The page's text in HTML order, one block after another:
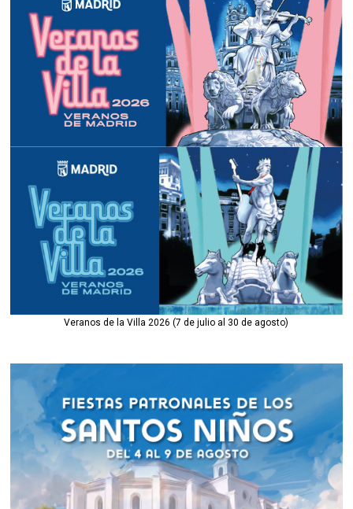
Veranos de la Villa 2026 (7 de julio al 30 de agosto)